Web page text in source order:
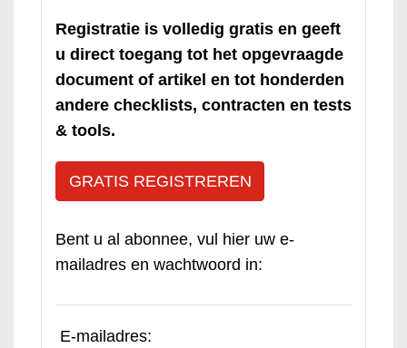
Registratie is volledig gratis en geeft
u direct toegang tot het opgevraagde
document of artikel en tot honderden
andere checklists, contracten en tests
& tools.
GRATIS REGISTREREN
Bent u al abonnee, vul hier uw e-
mailadres en wachtwoord in:
E-mailadres: